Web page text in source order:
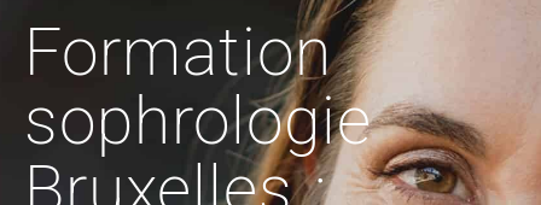
Formation
sophrologie
Bruxelles :